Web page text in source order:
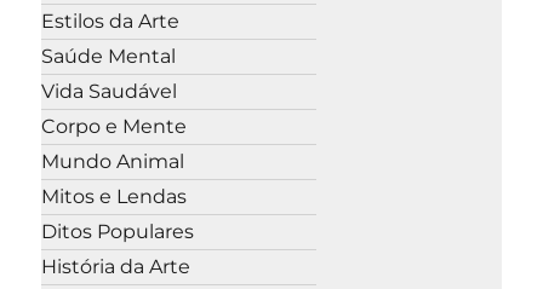
Estilos da Arte
Saúde Mental
Vida Saudável
Corpo e Mente
Mundo Animal
Mitos e Lendas
Ditos Populares
História da Arte